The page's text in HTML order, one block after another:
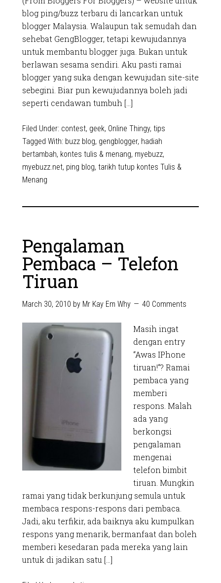
blog ping/buzz terbaru di lancarkan untuk
blogger Malaysia. Walaupun tak semudah dan
sehebat GengBlogger, tetapi kewujudannya
untuk membantu blogger juga. Bukan untuk
berlawan sesama sendiri. Aku pasti ramai
blogger yang suka dengan kewujudan site-site
sebegini. Biar pun kewujudannya boleh jadi
seperti cendawan tumbuh […]
Filed Under: contest, geek, Online Thingy, tips
Tagged With: buzz blog, gengblogger, hadiah
bertambah, kontes tulis & menang, myebuzz,
myebuzz.net, ping blog, tarikh tutup kontes Tulis &
Menang
Pengalaman
Pembaca – Telefon
Tiruan
March 30, 2010 by Mr Kay Em Why 40 Comments
Masih ingat
dengan entry
“Awas IPhone
tiruan!“? Ramai
pembaca yang
memberi
respons. Malah
ada yang
berkongsi
pengalaman
mengenai
telefon bimbit
tiruan. Mungkin
ramai yang tidak berkunjung semula untuk
membaca respons-respons dari pembaca.
Jadi, aku terfikir, ada baiknya aku kumpulkan
respons yang menarik, bermanfaat dan boleh
memberi kesedaran pada mereka yang lain
untuk di jadikan satu […]